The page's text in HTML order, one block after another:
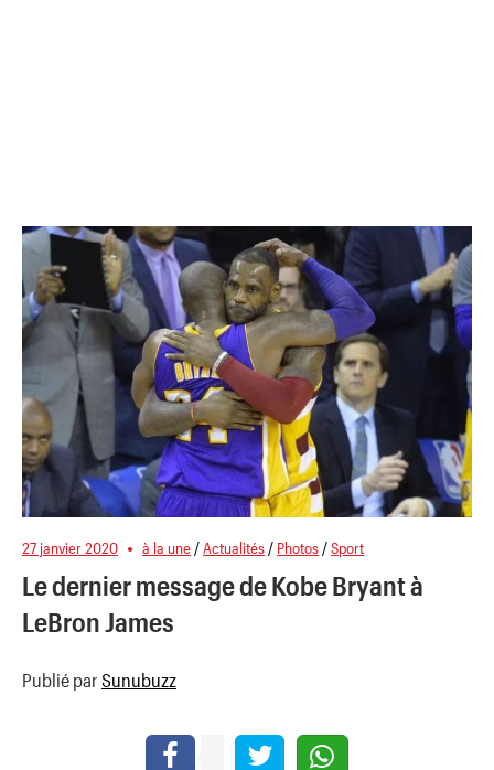
27 janvier 2020 à la une /Actualités / Photos /Sport
Le dernier message de Kobe Bryant à
LeBron James
Publié par Sunubuzz